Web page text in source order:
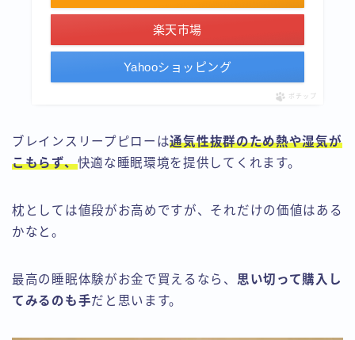
楽天市場
Yahooショッピング
ポチップ
ブレインスリープピローは通気性抜群のため熱や湿気が
こもらず、快適な睡眠環境を提供してくれます。
枕としては値段がお高めですが、それだけの価値はある
かなと。
最高の睡眠体験がお金で買えるなら、 思い切って購入し
てみるのも手だと思います。